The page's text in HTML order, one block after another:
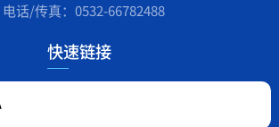
话/传真：0532-66782488
快速链接